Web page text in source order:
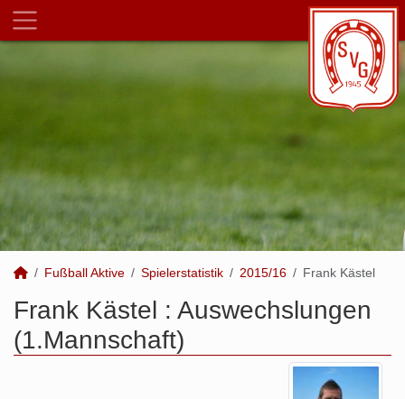
Fußball Aktive Spielerstatistik 2015/16 Frank Kästel
Frank Kästel : Auswechslungen
(1.Mannschaft)